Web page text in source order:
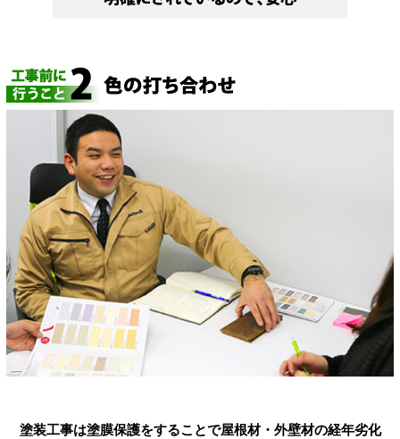
塗装工事は塗膜保護をすることで屋根材・外壁材の経年劣化